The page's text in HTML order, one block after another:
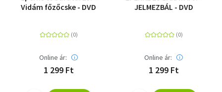
Vidám főzőcske - DVD
Online ár:
1 299 Ft
JELMEZBÁL - DVD
Online ár:
1 299 Ft